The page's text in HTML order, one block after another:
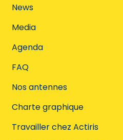
News
Media
Agenda
FAQ
Nos antennes
Charte graphique
Travailler chez Actiris